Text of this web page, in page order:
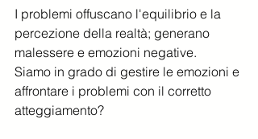
I problemi offuscano l'equilibrio e la
percezione della realtà; generano
malessere e emozioni negative.
Siamo in grado di gestire le emozioni e
affrontare i problemi con il corretto
atteggiamento?